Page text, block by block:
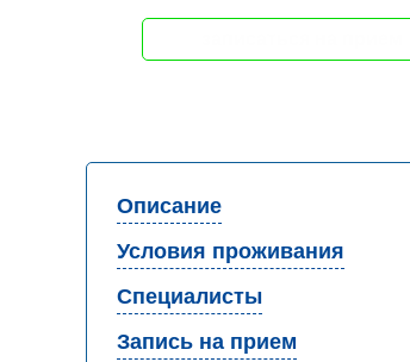
Описание
Условия проживания
Специалисты
Запись на прием